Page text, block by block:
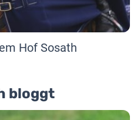
Hof Sosath
bloggt